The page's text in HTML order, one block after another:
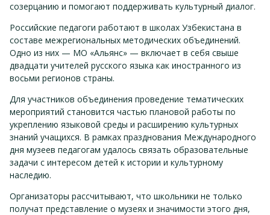
созерцанию и помогают поддерживать культурный диалог.
Российские педагоги работают в школах Узбекистана в
составе межрегиональных методических объединений.
Одно из них — МО «Альянс» — включает в себя свыше
двадцати учителей русского языка как иностранного из
восьми регионов страны.
Для участников объединения проведение тематических
мероприятий становится частью плановой работы по
укреплению языковой среды и расширению культурных
знаний учащихся. В рамках празднования Международного
дня музеев педагогам удалось связать образовательные
задачи с интересом детей к истории и культурному
наследию.
Организаторы рассчитывают, что школьники не только
получат представление о музеях и значимости этого дня,